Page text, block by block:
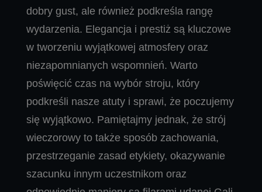
dobry gust, ale również podkreśla rangę
wydarzenia. Elegancja i prestiż są kluczowe
w tworzeniu wyjątkowej atmosfery oraz
niezapomnianych wspomnień. Warto
poświęcić czas na wybór stroju, który
podkreśli nasze atuty i sprawi, że poczujemy
się wyjątkowo. Pamiętajmy jednak, że strój
wieczorowy to także sposób zachowania,
przestrzeganie zasad etykiety, okazywanie
szacunku innym uczestnikom oraz